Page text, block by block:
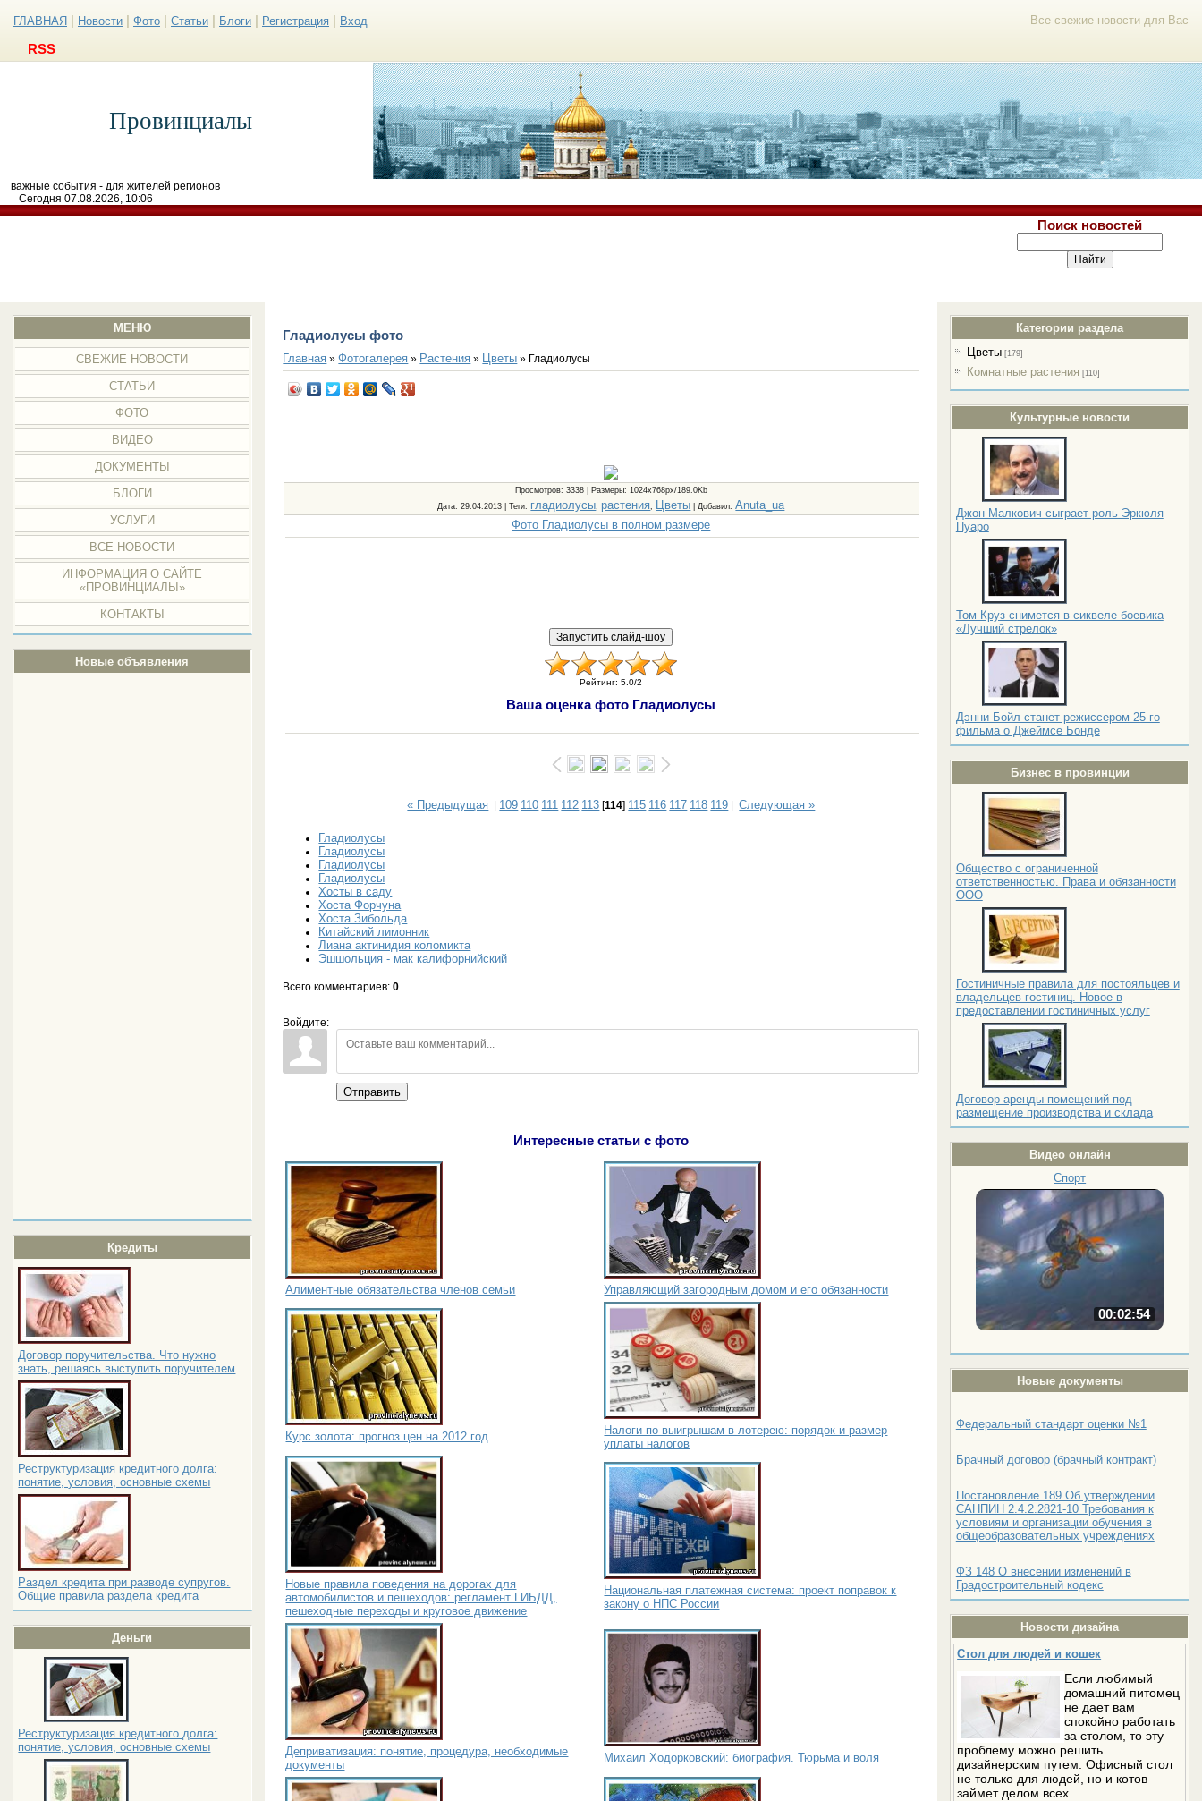
Все свежие новости для Вас
ГЛАВНАЯ Новости Фото Статьи Блоги Регистрация Вход
RSS
Провинциалы
важные события - для жителей регионов
Сегодня 07.08.2026, 10:06
Поиск новостей
МЕНЮ
СВЕЖИЕ НОВОСТИ
СТАТЬИ
ФОТО
ВИДЕО
ДОКУМЕНТЫ
БЛОГИ
УСЛУГИ
ВСЕ НОВОСТИ
ИНФОРМАЦИЯ О САЙТЕ
«ПРОВИНЦИАЛЫ»
КОНТАКТЫ
Новые объявления
Кредиты
Договор поручительства. Что нужно
знать, решаясь выступить поручителем
Реструктуризация кредитного долга:
понятие, условия, основные схемы
Раздел кредита при разводе супругов.
Общие правила раздела кредита
Деньги
Реструктуризация кредитного долга:
понятие, условия, основные схемы
Категории раздела
Цветы [179]
Комнатные растения [110]
Культурные новости
Джон Малкович сыграет роль Эркюля
Пуаро
Том Круз снимется в сиквеле боевика
«Лучший стрелок»
Дэнни Бойл станет режиссером 25-го
фильма о Джеймсе Бонде
Бизнес в провинции
Общество с ограниченной
ответственностью. Права и обязанности
ООО
Гостиничные правила для постояльцев и
владельцев гостиниц. Новое в
предоставлении гостиничных услуг
Договор аренды помещений под
размещение производства и склада
Видео онлайн
Спорт
00:02:54
Новые документы
Федеральный стандарт оценки №1
Брачный договор (брачный контракт)
Постановление 189 Об утверждении
САНПИН 2.4.2.2821-10 Требования к
условиям и организации обучения в
общеобразовательных учреждениях
ФЗ 148 О внесении изменений в
Градостроительный кодекс
Новости дизайна
Стол для людей и кошек
Если любимый
домашний питомец
не дает вам
спокойно работать
за столом, то эту
проблему можно решить
дизайнерским путем. Офисный стол
не только для людей, но и котов
займет делом всех.
Гладиолусы фото
Главная »Фотогалерея » Растения » Цветы » Гладиолусы
Просмотров: 3338 | Размеры: 1024x768px/189.0Kb
Дата: 29.04.2013 |Теги: гладиолусы растения Цветы Добавил:Anuta_ua
Фото Гладиолусы в полном размере
Рейтинг: 5.0/2
Ваша оценка фото Гладиолусы
« Предыдущая | 109 110 111 112 113 [114] 115 116 117 118 119 |Следующая »
Гладиолусы
Гладиолусы
Гладиолусы
Гладиолусы
Хосты в саду
Хоста Форчуна
Хоста Зибольда
Китайский лимонник
Лиана актинидия коломикта
Эшшольция - мак калифорнийский
Всего комментариев:0
Войдите:
Отправить
Интересные статьи с фото
Алиментные обязательства членов семьи Управляющий загородным домом и его обязанности
Курс золота: прогноз цен на 2012 год
Налоги по выигрышам в лотерею: порядок и размер
уплаты налогов
Новые правила поведения на дорогах для
автомобилистов и пешеходов: регламент ГИБДД,
пешеходные переходы и круговое движение
Национальная платежная система: проект поправок к
закону о НПС России
Деприватизация: понятие, процедура, необходимые
документы
Михаил Ходорковский: биография. Тюрьма и воля